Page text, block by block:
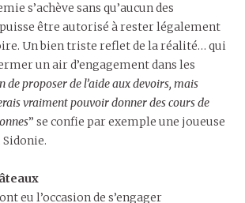
s’achève sans qu’aucun des
être autorisé à rester légalement
Un bien triste reflet de la réalité… qui
un air d’engagement dans les
de proposer de l’aide aux devoirs, mais
vraiment pouvoir donner des cours de
” se confie par exemple une joueuse
eu l’occasion de s’engager